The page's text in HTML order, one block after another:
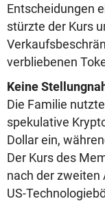
Entscheidungen
stürzte der Kurs
verbliebenen
Keine
Die Familie
spekulative
Dollar ein,
Der Kurs des
nach der zweiten
US-